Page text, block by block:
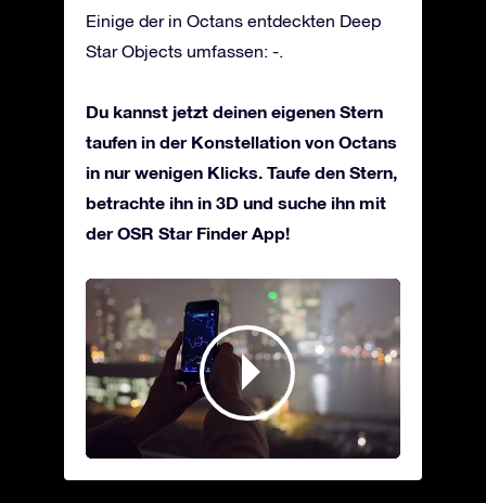
Einige der in Octans entdeckten Deep
Star Objects umfassen: -.
Du kannst jetzt deinen eigenen Stern
taufen in der Konstellation von Octans
in nur wenigen Klicks. Taufe den Stern,
betrachte ihn in 3D und suche ihn mit
der OSR Star Finder App!